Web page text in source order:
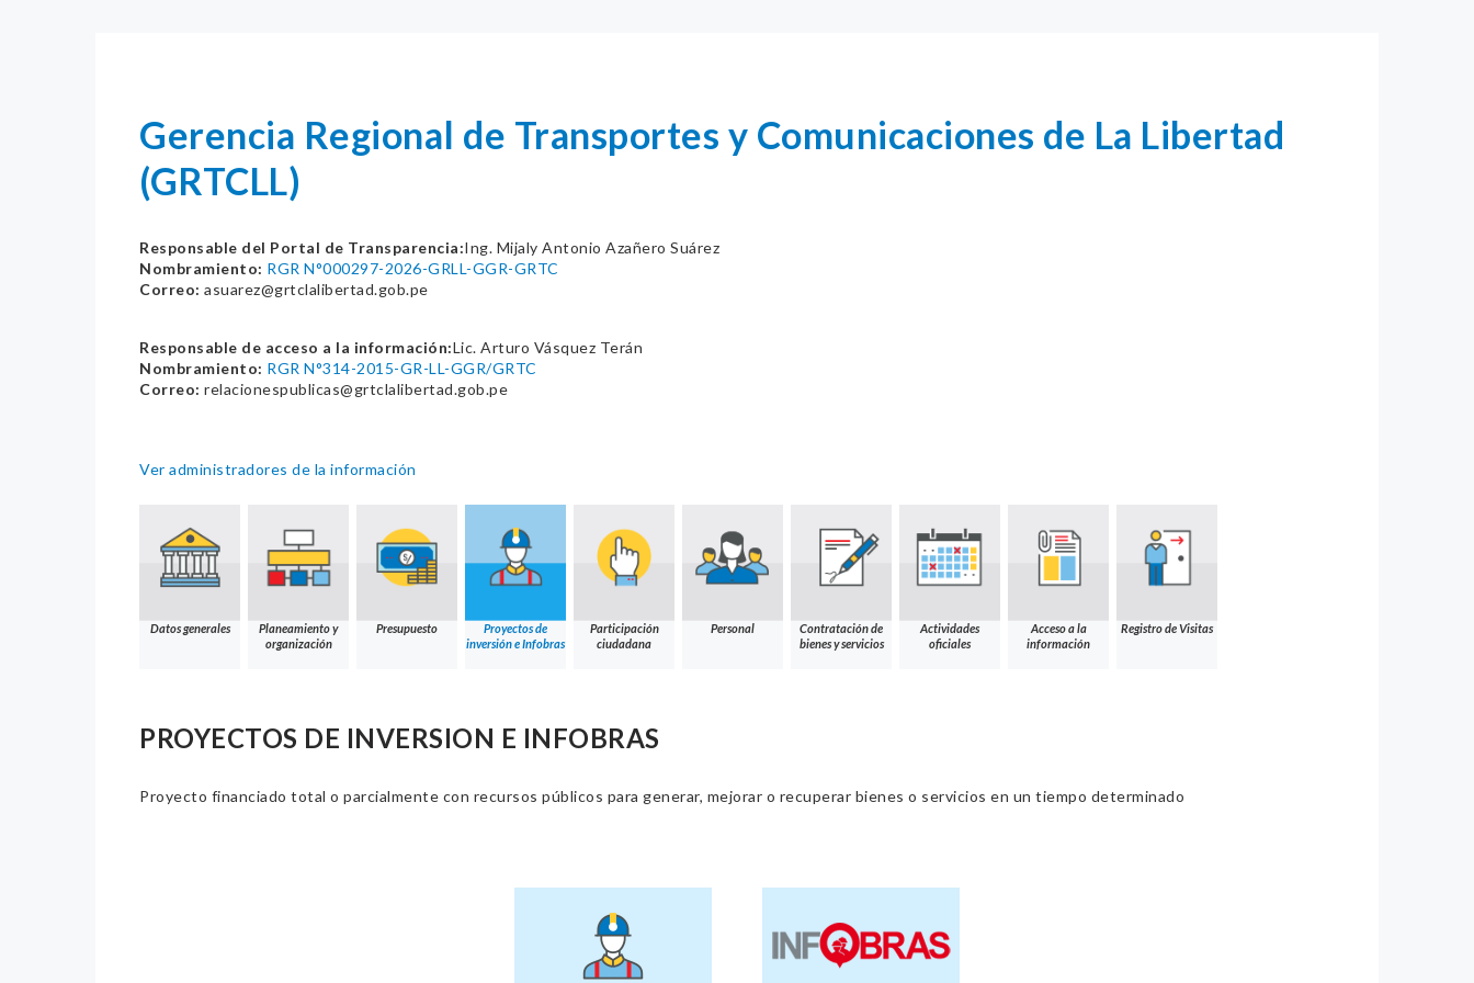
Gerencia Regional de Transportes y Comunicaciones de La Libertad
(GRTCLL)
Responsable del Portal de Transparencia:Ing. Mijaly Antonio Azañero Suárez
Nombramiento: RGR N°000297-2026-GRLL-GGR-GRTC
Correo: asuarez@grtclalibertad.gob.pe
Responsable de acceso a la información:Lic. Arturo Vásquez Terán
Nombramiento: RGR N°314-2015-GR-LL-GGR/GRTC
Correo: relacionespublicas@grtclalibertad.gob.pe
Ver administradores de la información
Datos generales
Planeamiento y
organización
Presupuesto
Proyectos de
inversión e Infobras
Participación
ciudadana
Personal
Contratación de
bienes y servicios
Actividades
oficiales
Acceso a la
información
Registro de Visitas
PROYECTOS DE INVERSION E INFOBRAS
Proyecto financiado total o parcialmente con recursos públicos para generar, mejorar o recuperar bienes o servicios en un tiempo determinado